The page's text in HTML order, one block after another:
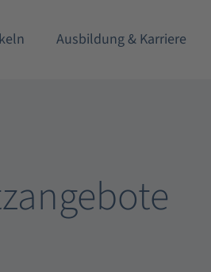
Ausbildung & Karriere